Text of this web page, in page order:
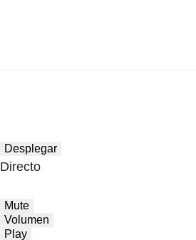
Desplegar
Directo
Mute
Volumen
Play